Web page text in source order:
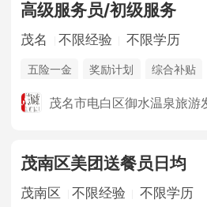
高级服务员/初级服务
茂名 不限经验 不限学历
五险一金 奖励计划 综合补贴
法定节假日
茂名市电白区御水温泉旅游
茂南区美团送餐员日均
茂南区 不限经验 不限学历